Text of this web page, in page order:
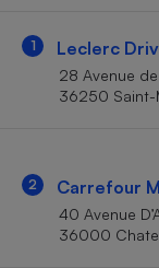
1 Leclerc
28 Avenue
36250 Saint-
2 Carrefour
40 Avenue
36000